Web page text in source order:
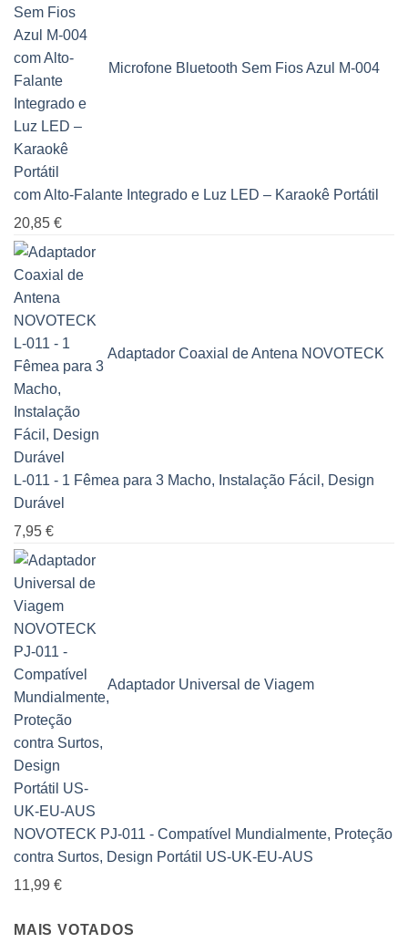
Microfone Bluetooth Sem Fios Azul M-004
com Alto-Falante Integrado e Luz LED – Karaokê Portátil
20,85 €
Adaptador Coaxial de Antena NOVOTECK
L-011 - 1 Fêmea para 3 Macho, Instalação Fácil, Design
Durável
7,95 €
Adaptador Universal de Viagem
NOVOTECK PJ-011 - Compatível Mundialmente, Proteção
contra Surtos, Design Portátil US-UK-EU-AUS
11,99 €
MAIS VOTADOS